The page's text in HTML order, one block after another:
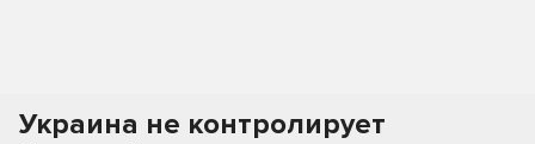
Украина не контролирует